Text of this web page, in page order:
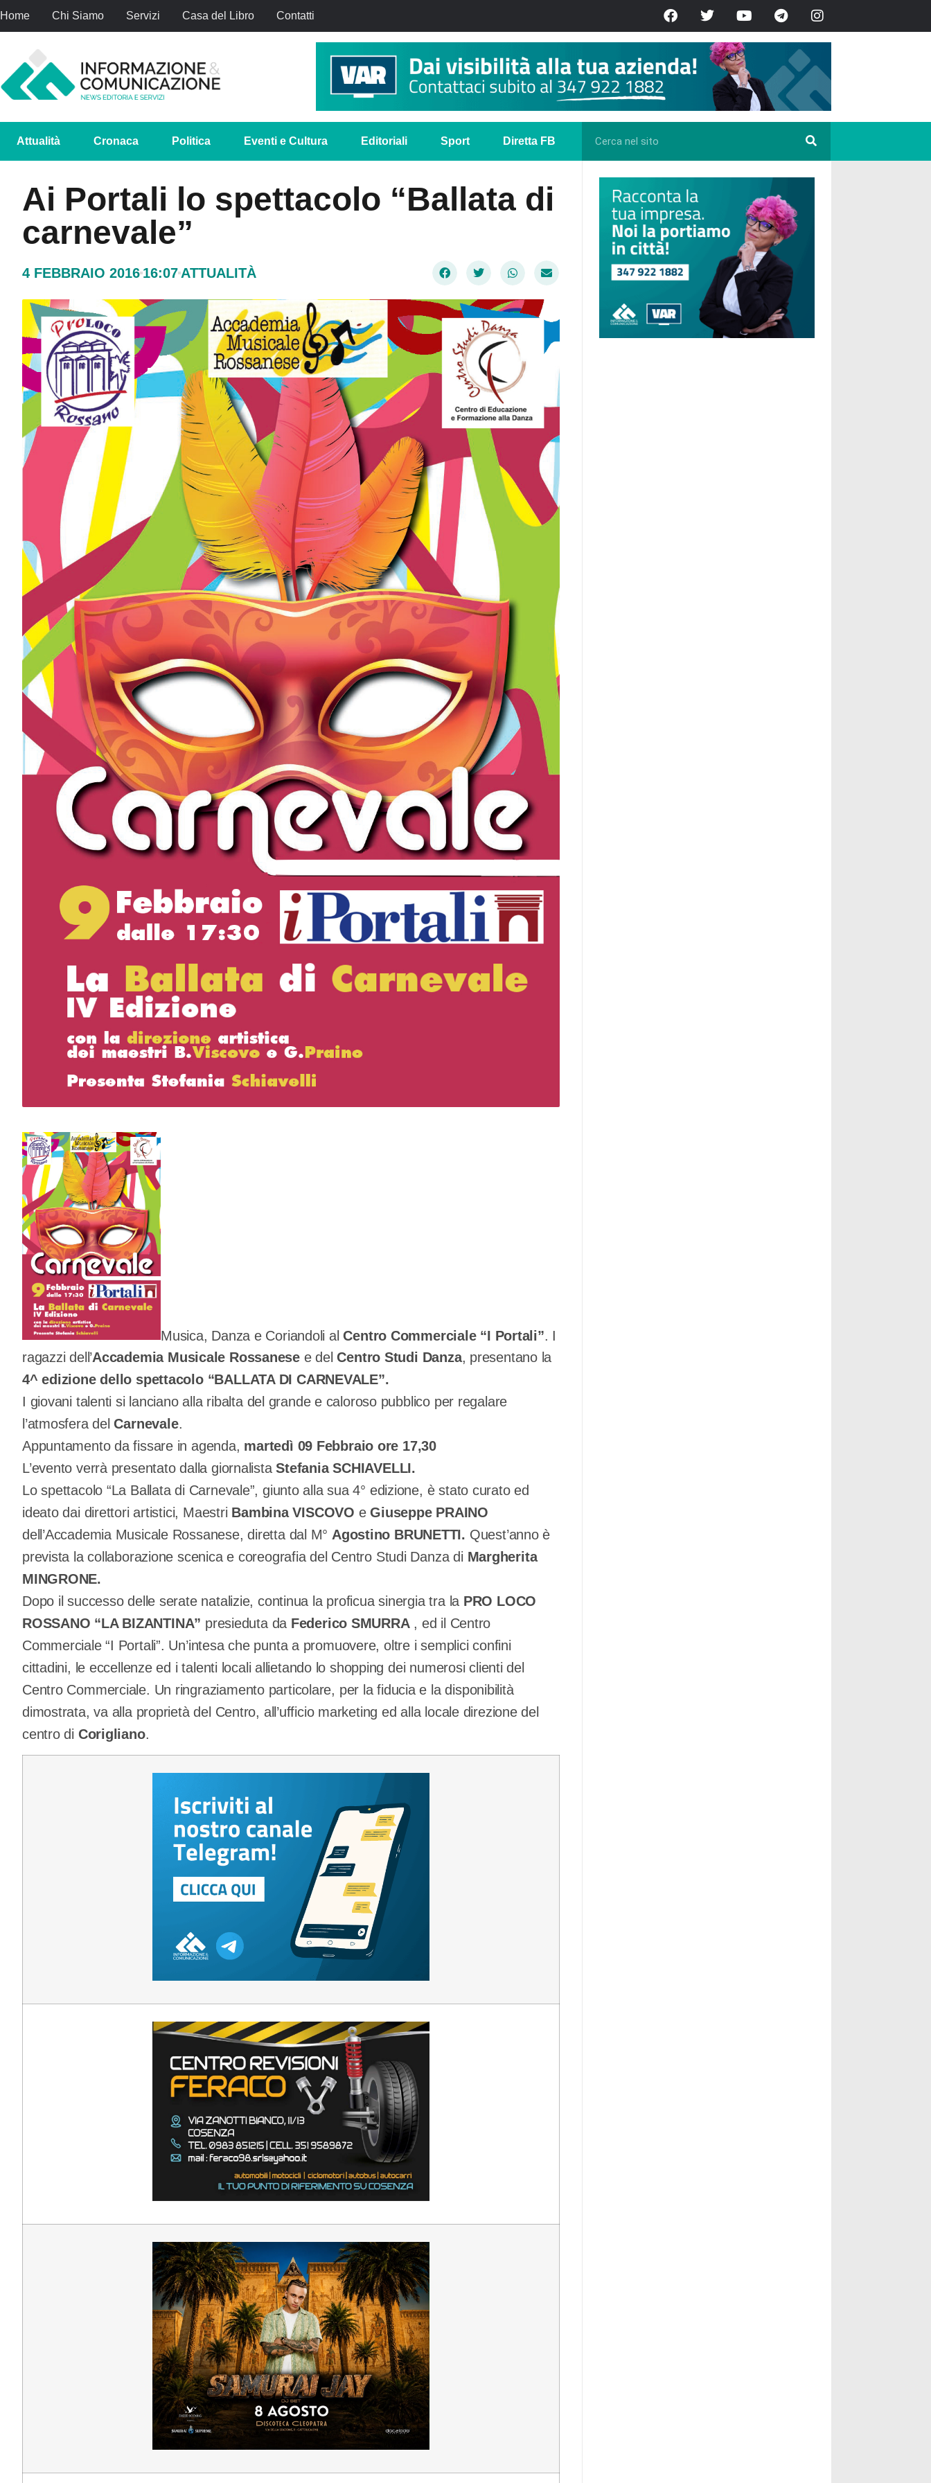
Home Chi Siamo Servizi Casa del Libro Contatti
Attualità Cronaca Politica Eventi e Cultura Editoriali Sport Diretta FB
Ai Portali lo spettacolo “Ballata di
carnevale”
4 FEBBRAIO 2016 16:07 ATTUALITÀ
Musica, Danza e Coriandoli alCentro Commerciale “I Portali” . I
ragazzi dell’Accademia Musicale Rossanese e del Centro Studi Danza, presentano la
4^ edizione dello spettacolo “BALLATA DI CARNEVALE”.
I giovani talenti si lanciano alla ribalta del grande e caloroso pubblico per regalare
l’atmosfera delCarnevale.
Appuntamento da fissare in agenda, martedì 09 Febbraio ore 17,30
L’evento verrà presentato dalla giornalistaStefania SCHIAVELLI.
Lo spettacolo “La Ballata di Carnevale”, giunto alla sua 4° edizione, è stato curato ed
ideato dai direttori artistici, Maestri Bambina VISCOVO eGiuseppe PRAINO
dell’Accademia Musicale Rossanese, diretta dal M° Agostino BRUNETTI. Quest’anno è
prevista la collaborazione scenica e coreografia del Centro Studi Danza di Margherita
MINGRONE.
Dopo il successo delle serate natalizie, continua la proficua sinergia tra la PRO LOCO
ROSSANO “LA BIZANTINA” presieduta da Federico SMURRA, ed il Centro
Commerciale “I Portali”. Un’intesa che punta a promuovere, oltre i semplici confini
cittadini, le eccellenze ed i talenti locali allietando lo shopping dei numerosi clienti del
Centro Commerciale. Un ringraziamento particolare, per la fiducia e la disponibilità
dimostrata, va alla proprietà del Centro, all’ufficio marketing ed alla locale direzione del
centro di Corigliano.